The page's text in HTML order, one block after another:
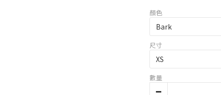
顏色
尺寸
數量